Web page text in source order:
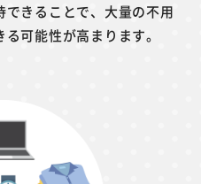
きることで、大量の不用
可能性が高まります。